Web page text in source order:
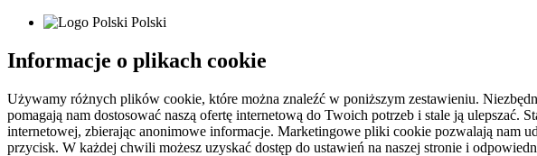
Polski
Informacje o plikach cookie
Używamy różnych plików cookie, które można znaleźć w poniższym zestawieniu.
pomagają nam dostosować naszą ofertę internetową do Twoich potrzeb i stale ją
internetowej, zbierając anonimowe informacje. Marketingowe pliki cookie pozwalają nam
przycisk. W każdej chwili możesz uzyskać dostęp do ustawień na naszej stronie i